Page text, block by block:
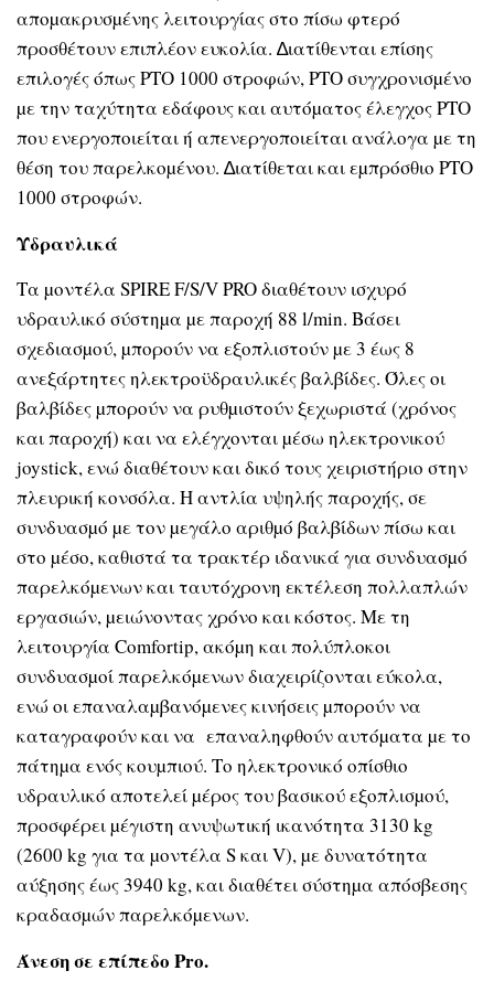
αποµακρυσµένης λειτουργίας στο πίσω φτερό
προσθέτουν επιπλέον ευκολία. ∆ιατίθενται επίσης
επιλογές όπως PTO 1000 στροφών, PTO συγχρονισµένο
µε την ταχύτητα εδάφους και αυτόµατος έλεγχος PTO
που ενεργοποιείται ή απενεργοποιείται ανάλογα µε τη
θέση του παρελκοµένου. ∆ιατίθεται και εµπρόσθιο PTO
1000 στροφών.
Υδραυλικά
Τα µοντέλα SPIRE F/S/V PRO διαθέτουν ισχυρό
υδραυλικό σύστηµα µε παροχή 88 l/min. Βάσει
σχεδιασµού, µπορούν να εξοπλιστούν µε 3 έως 8
ανεξάρτητες ηλεκτροϋδραυλικές βαλβίδες. Όλες οι
βαλβίδες µπορούν να ρυθµιστούν ξεχωριστά (χρόνος
και παροχή) και να ελέγχονται µέσω ηλεκτρονικού
joystick, ενώ διαθέτουν και δικό τους χειριστήριο στην
πλευρική κονσόλα. Η αντλία υψηλής παροχής, σε
συνδυασµό µε τον µεγάλο αριθµό βαλβίδων πίσω και
στο µέσο, καθιστά τα τρακτέρ ιδανικά για συνδυασµό
παρελκόµενων και ταυτόχρονη εκτέλεση πολλαπλών
εργασιών, µειώνοντας χρόνο και κόστος. Με τη
λειτουργία Comfortip, ακόµη και πολύπλοκοι
συνδυασµοί παρελκόµενων διαχειρίζονται εύκολα,
ενώ οι επαναλαµβανόµενες κινήσεις µπορούν να
καταγραφούν και να επαναληφθούν αυτόµατα µε το
πάτηµα ενός κουµπιού. Το ηλεκτρονικό οπίσθιο
υδραυλικό αποτελεί µέρος του βασικού εξοπλισµού,
προσφέρει µέγιστη ανυψωτική ικανότητα 3130 kg
(2600 kg για τα µοντέλα S και V), µε δυνατότητα
αύξησης έως 3940 kg, και διαθέτει σύστηµα απόσβεσης
κραδασµών παρελκόµενων.
Άνεση σε επίπεδο Pro.